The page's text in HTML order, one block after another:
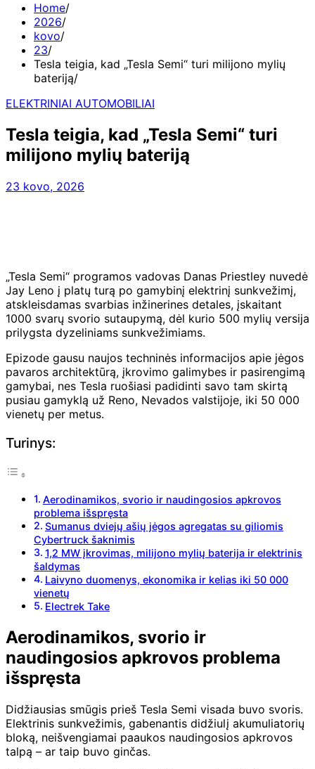
Home
2026
kovo
23
Tesla teigia, kad „Tesla Semi“ turi milijono mylių
bateriją
ELEKTRINIAI AUTOMOBILIAI
Tesla teigia, kad „Tesla Semi“ turi
milijono mylių bateriją
23 kovo, 2026
„Tesla Semi“ programos vadovas Danas Priestley nuvedė
Jay Leno į platų turą po gamybinį elektrinį sunkvežimį,
atskleisdamas svarbias inžinerines detales, įskaitant
1000 svarų svorio sutaupymą, dėl kurio 500 mylių versija
prilygsta dyzeliniams sunkvežimiams.
Epizode gausu naujos techninės informacijos apie jėgos
pavaros architektūrą, įkrovimo galimybes ir pasirengimą
gamybai, nes Tesla ruošiasi padidinti savo tam skirtą
pusiau gamyklą už Reno, Nevados valstijoje, iki 50 000
vienetų per metus.
Turinys:
Aerodinamikos, svorio ir naudingosios apkrovos
problema išspręsta
Sumanus dviejų ašių jėgos agregatas su giliomis
Cybertruck šaknimis
1,2 MW įkrovimas, milijono mylių baterija ir elektrinis
šaldymas
Laivyno duomenys, ekonomika ir kelias iki 50 000
vienetų
Electrek Take
Aerodinamikos, svorio ir
naudingosios apkrovos problema
išspręsta
Didžiausias smūgis prieš Tesla Semi visada buvo svoris.
Elektrinis sunkvežimis, gabenantis didžiulį akumuliatorių
bloką, neišvengiamai paaukos naudingosios apkrovos
talpą – ar taip buvo ginčas.